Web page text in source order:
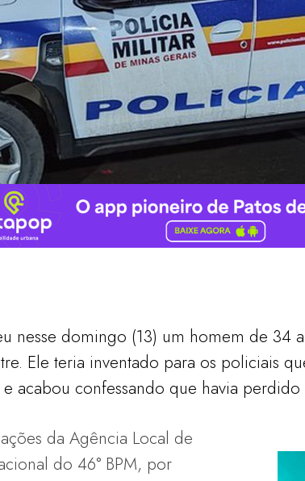
nesse domingo (13) um homem de 34
Ele teria inventado para os policiais
acabou confessando que havia
da Agência Local de
do 46° BPM, por